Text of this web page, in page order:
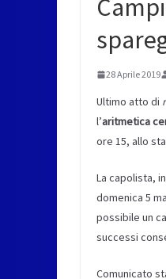
28 Aprile 2019
Ultimo atto di
l’aritmetica
ore 15, allo
La capolista,
domenica 5
possibile un
successi
Comunicato